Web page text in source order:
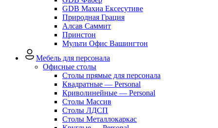
GDB Махиа Ексесутиве
Природная Грация
Алсав Саммит
Принстон
Мульти Офис Вашингтон
Мебель для персонала
Офисные столы
Столы прямые для персонала
Квадратные — Personal
Криволинейные — Personal
Столы Массив
Столы ЛДСП
Столы Металлокаркас